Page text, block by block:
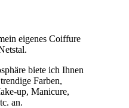
eigenes Coiffure
biete ich Ihnen
Farben,
up, Manicure,
an.